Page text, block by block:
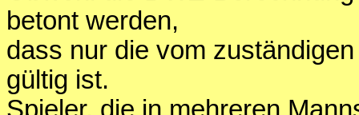
betont werden,
dass nur die vom
gültig ist.